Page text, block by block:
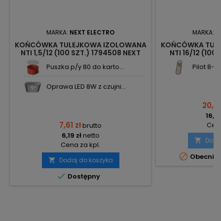
MARKA: NEXT ELECTRO
KOŃCÓWKA TULEJKOWA IZOLOWANA
NTI 1,5/12 (100 SZT.) 1794508 NEXT
Puszka p/y 80 do karto...
Oprawa LED 8W z czujni...
7,61 złbrutto
6,19 złnetto
Cena za kpl.
 Dodaj do koszyka
 Dostępny
MARKA:
KOŃCÓWKA
NTI 16/12 (100
Pilot 8-

